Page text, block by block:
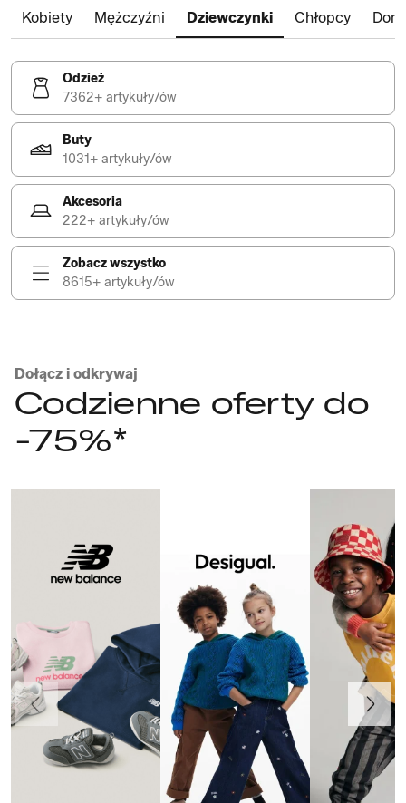
Kobiety Mężczyźni Dziewczynki Chłopcy Dom
Odzież
7362+ artykuły/ów
Buty
1031+ artykuły/ów
Akcesoria
222+ artykuły/ów
Zobacz wszystko
8615+ artykuły/ów
Dołącz i odkrywaj
Codzienne oferty do
-75%*
Poprzedni Dalej